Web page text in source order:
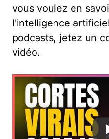
vous voulez en
l'intelligence
podcasts, jetez un
vidéo.